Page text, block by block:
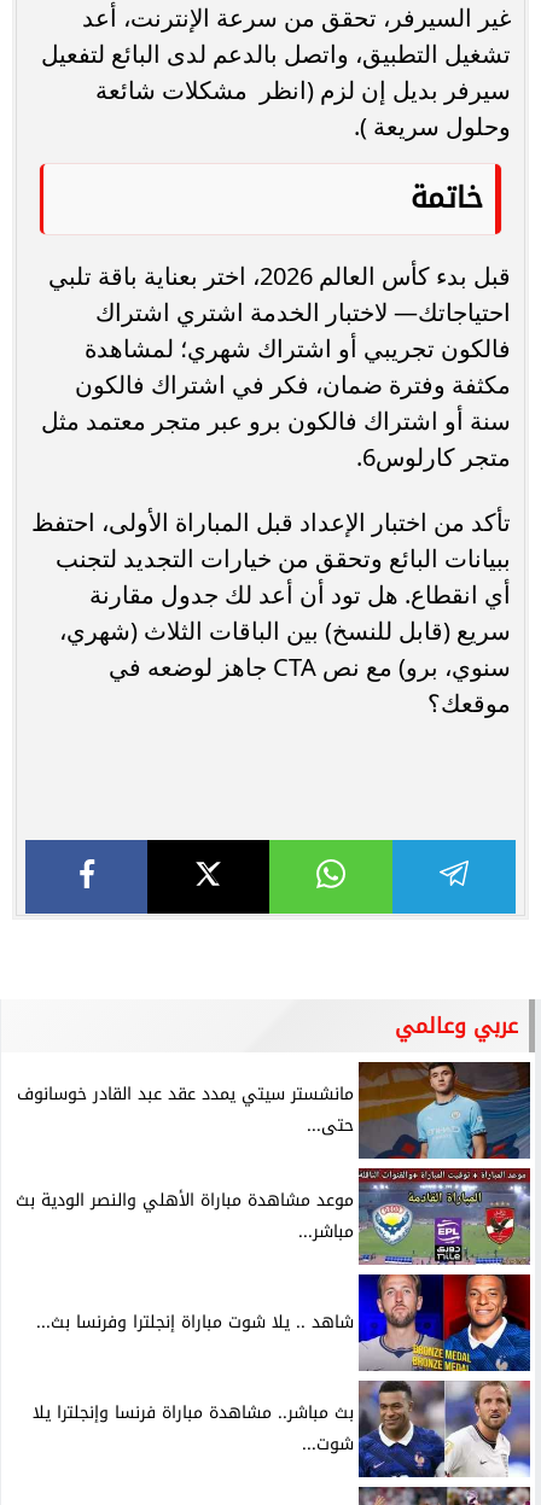
غير السيرفر، تحقق من سرعة الإنترنت، أعد
تشغيل التطبيق، واتصل بالدعم لدى البائع لتفعيل
سيرفر بديل إن لزم (انظر مشكلات شائعة
وحلول سريعة ).
خاتمة
قبل بدء كأس العالم 2026، اختر بعناية باقة تلبي
احتياجاتك— لاختبار الخدمة اشتري اشتراك
فالكون تجريبي أو اشتراك شهري؛ لمشاهدة
مكثفة وفترة ضمان، فكر في اشتراك فالكون
سنة أو اشتراك فالكون برو عبر متجر معتمد مثل
متجر كارلوس6.
تأكد من اختبار الإعداد قبل المباراة الأولى، احتفظ
ببيانات البائع وتحقق من خيارات التجديد لتجنب
أي انقطاع. هل تود أن أعد لك جدول مقارنة
سريع (قابل للنسخ) بين الباقات الثلاث (شهري،
سنوي، برو) مع نص CTA جاهز لوضعه في
موقعك؟
عربي وعالمي
مانشستر سيتي يمدد عقد عبد القادر خوسانوف
حتى...
موعد مشاهدة مباراة الأهلي والنصر الودية بث
مباشر...
شاهد .. يلا شوت مباراة إنجلترا وفرنسا بث...
بث مباشر.. مشاهدة مباراة فرنسا وإنجلترا يلا
شوت...